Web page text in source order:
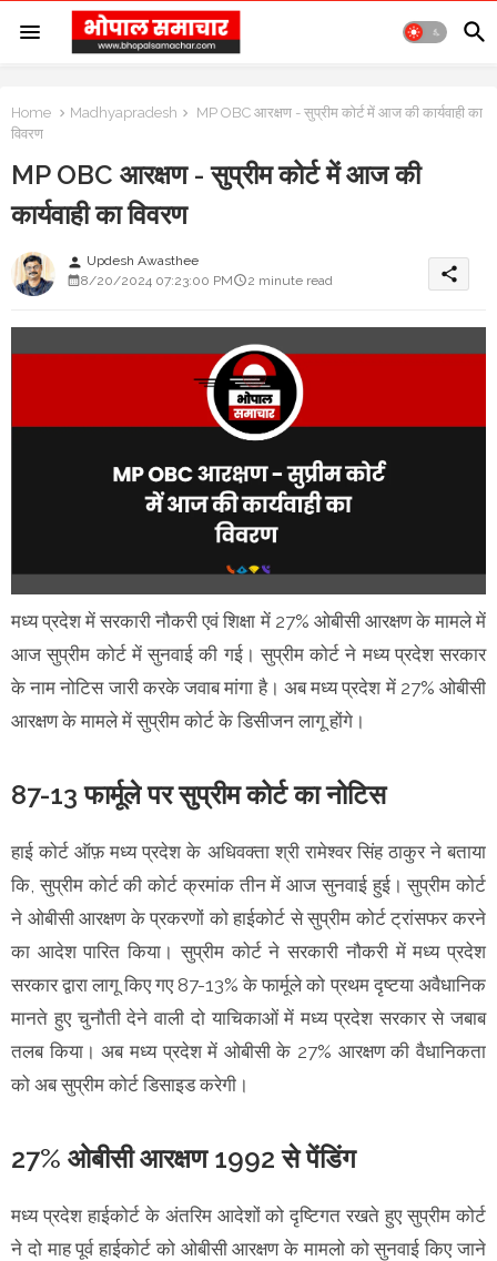
Home Madhyapradesh
MP OBC आरक्षण - सुप्रीम कोर्ट में आज की कार्यवाही का
विवरण
MP OBC आरक्षण - सुप्रीम कोर्ट में आज की
कार्यवाही का विवरण
person Updesh Awasthee
8/20/2024 07:23:00 PM
2 minute read share
मध्य प्रदेश में सरकारी नौकरी एवं शिक्षा में 27% ओबीसी आरक्षण के मामले में
आज सुप्रीम कोर्ट में सुनवाई की गई। सुप्रीम कोर्ट ने मध्य प्रदेश सरकार
के नाम नोटिस जारी करके जवाब मांगा है। अब मध्य प्रदेश में 27% ओबीसी
आरक्षण के मामले में सुप्रीम कोर्ट के डिसीजन लागू होंगे।
87-13 फार्मूले पर सुप्रीम कोर्ट का नोटिस
हाई कोर्ट ऑफ़ मध्य प्रदेश के अधिवक्ता श्री रामेश्वर सिंह ठाकुर ने बताया
कि, सुप्रीम कोर्ट की कोर्ट क्रमांक तीन में आज सुनवाई हुई। सुप्रीम कोर्ट
ने ओबीसी आरक्षण के प्रकरणों को हाईकोर्ट से सुप्रीम कोर्ट ट्रांसफर करने
का आदेश पारित किया। सुप्रीम कोर्ट ने सरकारी नौकरी में मध्य प्रदेश
सरकार द्वारा लागू किए गए 87-13% के फार्मूले को प्रथम दृष्टया अवैधानिक
मानते हुए चुनौती देने वाली दो याचिकाओं में मध्य प्रदेश सरकार से जबाब
तलब किया। अब मध्य प्रदेश में ओबीसी के 27% आरक्षण की वैधानिकता
को अब सुप्रीम कोर्ट डिसाइड करेगी।
27% ओबीसी आरक्षण 1992 से पेंडिंग
मध्य प्रदेश हाईकोर्ट के अंतरिम आदेशों को दृष्टिगत रखते हुए सुप्रीम कोर्ट
ने दो माह पूर्व हाईकोर्ट को ओबीसी आरक्षण के मामलो को सुनवाई किए जाने